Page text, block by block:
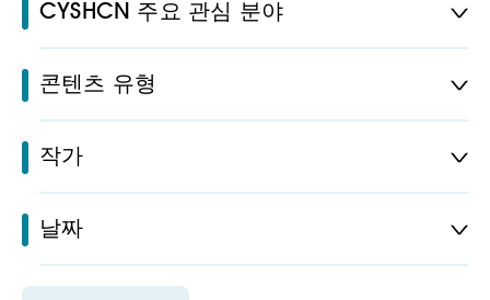
CYSHCN 주요 관심 분야
콘텐츠 유형
작가
날짜